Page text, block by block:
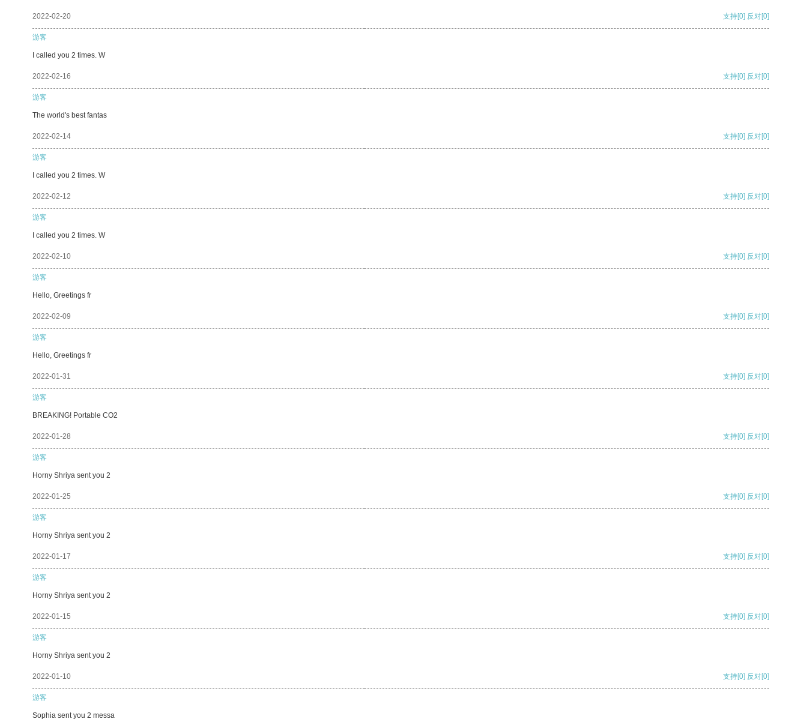
2022-02-20 支持[0] 反对[0]
游客
I called you 2 times. W
2022-02-16 支持[0] 反对[0]
游客
The world's best fantas
2022-02-14 支持[0] 反对[0]
游客
I called you 2 times. W
2022-02-12 支持[0] 反对[0]
游客
I called you 2 times. W
2022-02-10 支持[0] 反对[0]
游客
Hello, Greetings fr
2022-02-09 支持[0] 反对[0]
游客
Hello, Greetings fr
2022-01-31 支持[0] 反对[0]
游客
BREAKING! Portable CO2
2022-01-28 支持[0] 反对[0]
游客
Horny Shriya sent you 2
2022-01-25 支持[0] 反对[0]
游客
Horny Shriya sent you 2
2022-01-17 支持[0] 反对[0]
游客
Horny Shriya sent you 2
2022-01-15 支持[0] 反对[0]
游客
Horny Shriya sent you 2
2022-01-10 支持[0] 反对[0]
游客
Sophia sent you 2 messa